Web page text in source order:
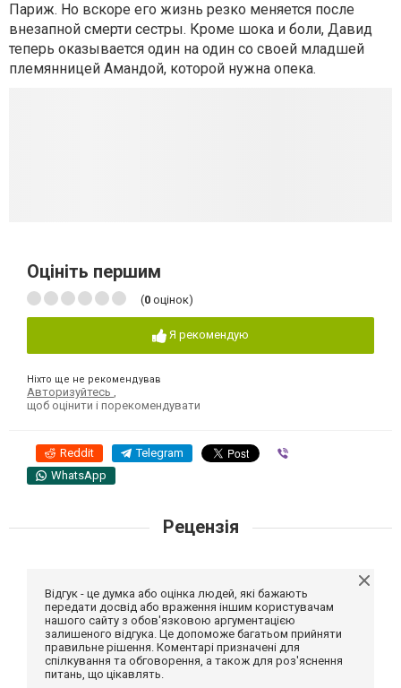
Париж. Но вскоре его жизнь резко меняется после
внезапной смерти сестры. Кроме шока и боли, Давид
теперь оказывается один на один со своей младшей
племянницей Амандой, которой нужна опека.
Оцініть першим
(0 оцінок)
Я рекомендую
Ніхто ще не рекомендував
Авторизуйтесь
щоб оцінити і порекомендувати
Reddit Telegram
WhatsApp
Рецензія
Відгук - це думка або оцінка людей, які бажають
передати досвід або враження іншим користувачам
нашого сайту з обов'язковою аргументацією
залишеного відгука. Це допоможе багатьом прийняти
правильне рішення. Коментарі призначені для
спілкування та обговорення, а також для роз'яснення
питань, що цікавлять.